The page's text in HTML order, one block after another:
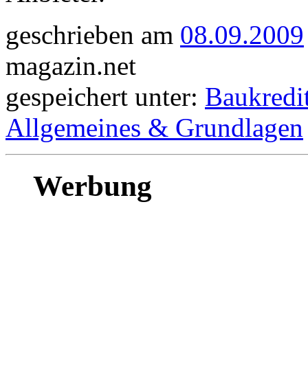
geschrieben am 08.09.2009
magazin.net
gespeichert unter:
Allgemeines & Grundlagen
Werbung